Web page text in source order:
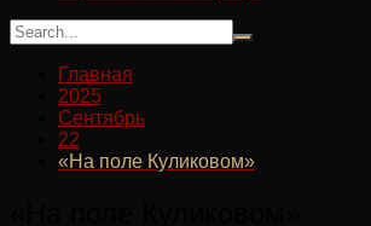
Главная
2025
Сентябрь
22
«На поле Куликовом»